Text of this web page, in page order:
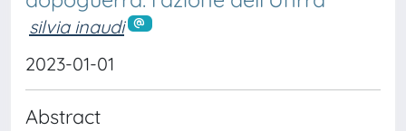
silvia inaudi
2023-01-01
Abstract